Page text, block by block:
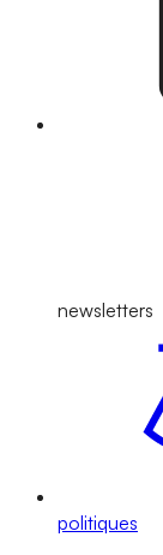
newsletters
politiques